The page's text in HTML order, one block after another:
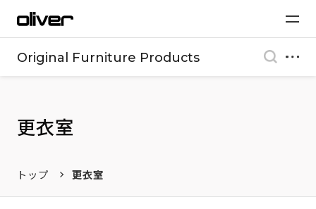
Original Furniture Products
更衣室
トップ 更衣室